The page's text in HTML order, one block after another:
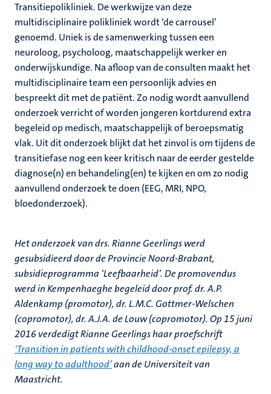
Transitiepolikliniek. De werkwijze van deze
multidisciplinaire polikliniek wordt ‘de carrousel’
genoemd. Uniek is de samenwerking tussen een
neuroloog, psycholoog, maatschappelijk werker en
onderwijskundige. Na afloop van de consulten maakt het
multidisciplinaire team een persoonlijk advies en
bespreekt dit met de patiënt. Zo nodig wordt aanvullend
onderzoek verricht of worden jongeren kortdurend extra
begeleid op medisch, maatschappelijk of beroepsmatig
vlak. Uit dit onderzoek blijkt dat het zinvol is om tijdens de
transitiefase nog een keer kritisch naar de eerder gestelde
diagnose(n) en behandeling(en) te kijken en om zo nodig
aanvullend onderzoek te doen (EEG, MRI, NPO,
bloedonderzoek).
Het onderzoek van drs. Rianne Geerlings werd
gesubsidieerd door de Provincie Noord-Brabant,
subsidieprogramma ‘Leefbaarheid’. De promovendus
werd in Kempenhaeghe begeleid door prof. dr. A.P.
Aldenkamp (promotor), dr. L.M.C. Gottmer-Welschen
(copromotor), dr. A.J.A. de Louw (copromotor). Op 15 juni
2016 verdedigt Rianne Geerlings haar proefschrift
‘Transition in patients with childhood-onset epilepsy, a
long way to adulthood’aan de Universiteit van
Maastricht.